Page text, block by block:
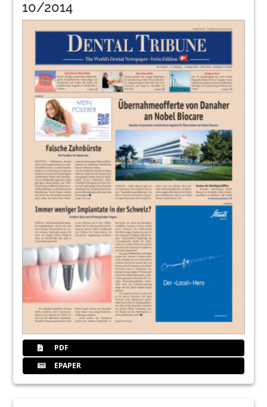
10/2014
PDF
EPAPER